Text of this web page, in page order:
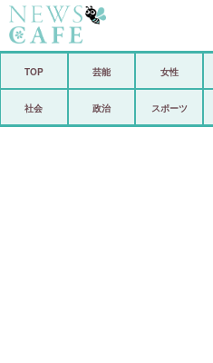
TOP 芸能 女性
社会 政治 スポーツ